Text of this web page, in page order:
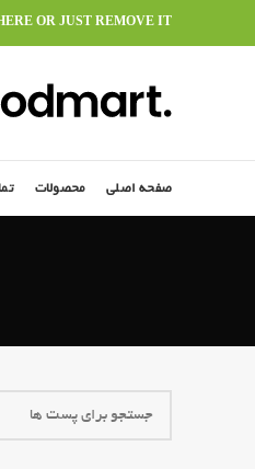
OR JUST REMOVE IT…
صفحه اصلی محصولات